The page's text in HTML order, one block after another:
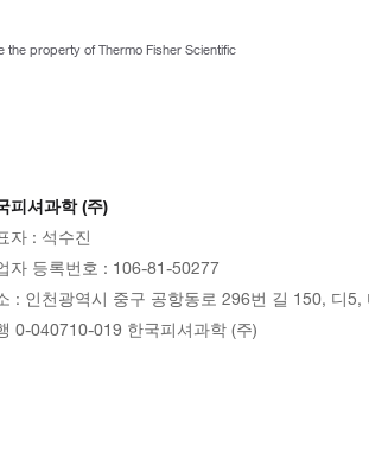
property of Thermo Fisher Scientific
피셔과학 (주)
자 : 석수진
자 등록번호 : 106-81-50277
: 인천광역시 중구 공항동로 296번 길 150, 디
0-040710-019 한국피셔과학 (주)